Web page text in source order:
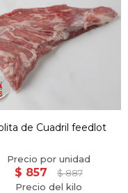
de Cuadril feedlot
$ 857 $ 887